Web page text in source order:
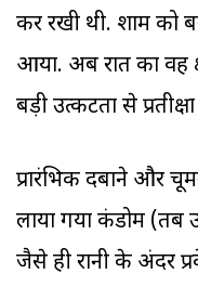
कर रखी थी. शाम को
आया. अब रात का वह
बड़ी उत्कटता से
प्रारंभिक दबाने और
लाया गया कंडोम
जैसे ही रानी के अंदर